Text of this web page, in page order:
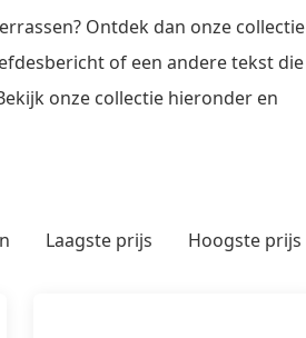
Ontdek dan onze collectie
of een andere tekst die
onze collectie hieronder en
Laagste prijs Hoogste prijs